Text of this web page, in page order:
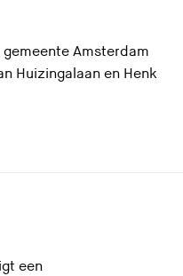
Amsterdam
Huizingalaan en Henk
een